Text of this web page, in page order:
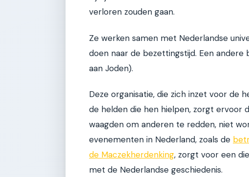
verloren zouden gaan.
Ze werken samen met Nederlandse
doen naar de bezettingstijd. Een andere
aan Joden).
Deze organisatie, die zich inzet voor de
de helden die hen hielpen, zorgt ervoor
waagden om anderen te redden, niet
evenementen in Nederland, zoals de
de Maczekherdenking, zorgt voor een
met de Nederlandse geschiedenis.